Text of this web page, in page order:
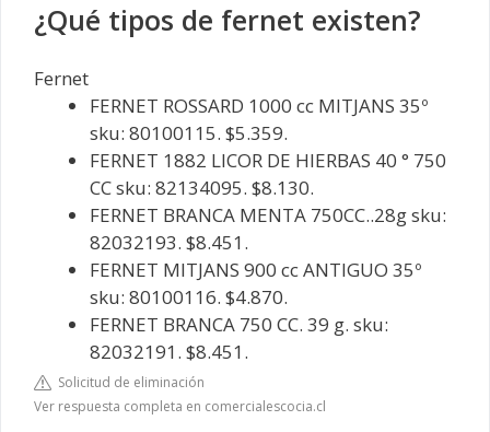
¿Qué tipos de fernet existen?
Fernet
FERNET ROSSARD 1000 cc MITJANS 35º
sku: 80100115. $5.359.
FERNET 1882 LICOR DE HIERBAS 40 ° 750
CC sku: 82134095. $8.130.
FERNET BRANCA MENTA 750CC..28g sku:
82032193. $8.451.
FERNET MITJANS 900 cc ANTIGUO 35º
sku: 80100116. $4.870.
FERNET BRANCA 750 CC. 39 g. sku:
82032191. $8.451.
Solicitud de eliminación
Ver respuesta completa en comercialescocia.cl